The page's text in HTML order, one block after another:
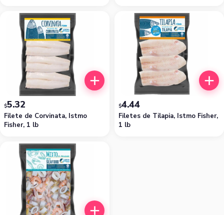
Filete de Corvinata, Istmo
Fisher, 1 lb
$5.32
Filetes de Tilapia, Istmo Fisher,
1 lb
$4.44